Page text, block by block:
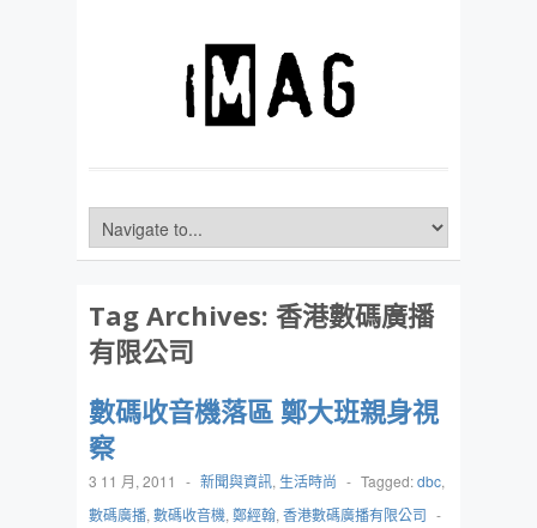
Tag Archives: 香港數碼廣播
有限公司
數碼收音機落區 鄭大班親身視
察
3 11 月, 2011 - 新聞與資訊, 生活時尚 - Tagged:dbc,
數碼廣播, 數碼收音機, 鄭經翰, 香港數碼廣播有限公司 -